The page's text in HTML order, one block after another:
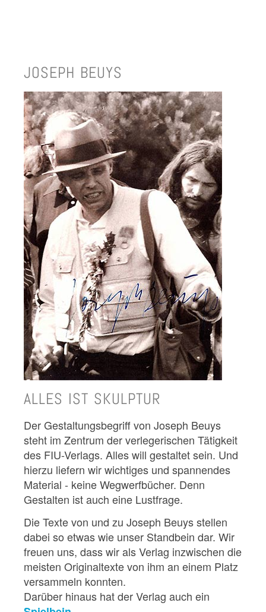
JOSEPH BEUYS
ALLES IST SKULPTUR
Der Gestaltungsbegriff von Joseph Beuys
steht im Zentrum der verlegerischen Tätigkeit
des FIU-Verlags. Alles will gestaltet sein. Und
hierzu liefern wir wichtiges und spannendes
Material - keine Wegwerfbücher. Denn
Gestalten ist auch eine Lustfrage.
Die Texte von und zu Joseph Beuys stellen
dabei so etwas wie unser Standbein dar. Wir
freuen uns, dass wir als Verlag inzwischen die
meisten Originaltexte von ihm an einem Platz
versammeln konnten.
Darüber hinaus hat der Verlag auch ein